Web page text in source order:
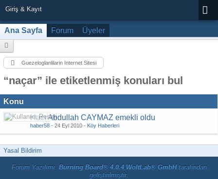
Giriş & Kayıt
Ana Sayfa Forum Üyeler
Guezeloglanlilarin Internet Sitesi
“naçar” ile etiketlenmiş konuları bul
Konu
Hacı Abdullah CAYMAZ emekli oldu
haber58 - 24 Eyl 2010 - Köy Haberleri
Yasal Bildirim
Forum Yazılımı: Burning Board® 4.0.4, WoltLab® GmbHtarafından
geliştirilmiştir.